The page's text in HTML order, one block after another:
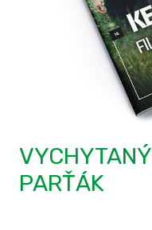
VYCHYTANÝ
PARŤÁK